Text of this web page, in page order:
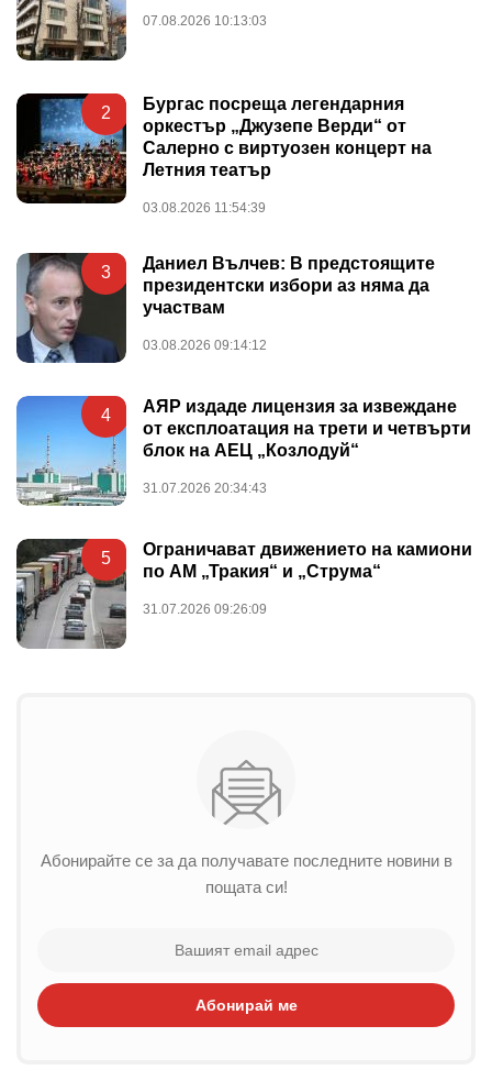
07.08.2026 10:13:03
2
Бургас посреща легендарния
оркестър „Джузепе Верди“ от
Салерно с виртуозен концерт на
Летния театър
03.08.2026 11:54:39
3
Даниел Вълчев: В предстоящите
президентски избори аз няма да
участвам
03.08.2026 09:14:12
4
АЯР издаде лицензия за извеждане
от експлоатация на трети и четвърти
блок на АЕЦ „Козлодуй“
31.07.2026 20:34:43
5
Ограничават движението на камиони
по АМ „Тракия“ и „Струма“
31.07.2026 09:26:09
Абонирайте се за да получавате последните новини в
пощата си!
Абонирай ме